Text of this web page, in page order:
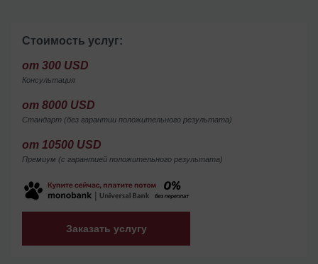
Стоимость услуг:
от 300 USD
Консультация
от 8000 USD
Стандарт (без гарантии положительного результата)
от 10500 USD
Премиум (с гарантией положительного результата)
Заказать услугу